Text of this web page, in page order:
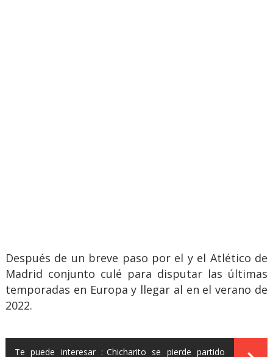
Después de un breve paso por el y el Atlético de
Madrid conjunto culé para disputar las últimas
temporadas en Europa y llegar al en el verano de
2022.
Te puede interesar : Chicharito se pierde partido